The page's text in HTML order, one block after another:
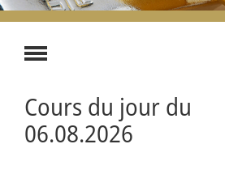
Cours du jour du
06.08.2026